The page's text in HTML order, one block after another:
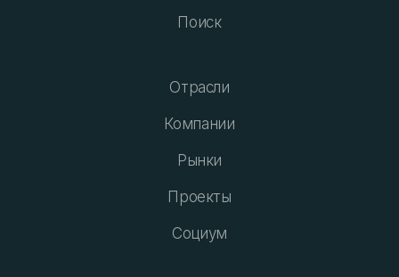
Поиск
Отрасли
Компании
Рынки
Проекты
Социум